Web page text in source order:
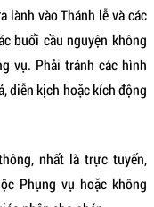
lành vào Thánh lễ và các
buổi cầu nguyện không
vụ. Phải tránh các hình
diễn kịch hoặc kích động
nhất là trực tuyến,
Phụng vụ hoặc không